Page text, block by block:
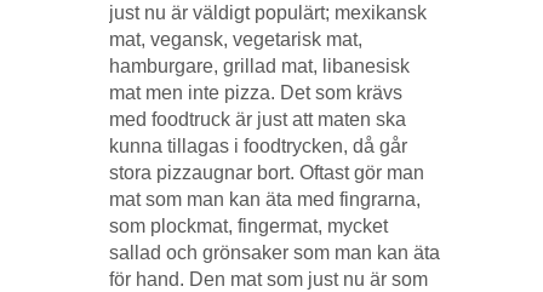
just nu är väldigt populärt; mexikansk
mat, vegansk, vegetarisk mat,
hamburgare, grillad mat, libanesisk
mat men inte pizza. Det som krävs
med foodtruck är just att maten ska
kunna tillagas i foodtrycken, då går
stora pizzaugnar bort. Oftast gör man
mat som man kan äta med fingrarna,
som plockmat, fingermat, mycket
sallad och grönsaker som man kan äta
för hand. Den mat som just nu är som